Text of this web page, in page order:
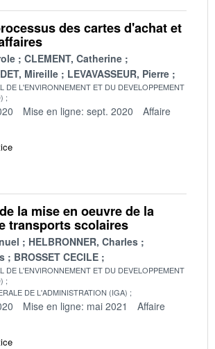
des cartes d'achat et
CLEMENT, Catherine
Mireille
LEVAVASSEUR, Pierre
DE L'ENVIRONNEMENT ET DU DEVELOPPEMENT
Mise en ligne: sept. 2020
Affaire
la mise en oeuvre de la
transports scolaires
HELBRONNER, Charles
BROSSET CECILE
DE L'ENVIRONNEMENT ET DU DEVELOPPEMENT
DE L'ADMINISTRATION (IGA)
Mise en ligne: mai 2021
Affaire